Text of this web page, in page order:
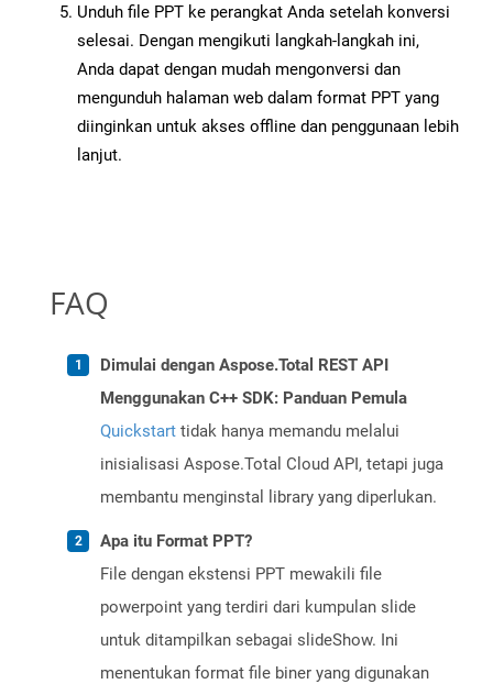
Unduh file PPT ke perangkat Anda setelah konversi
selesai. Dengan mengikuti langkah-langkah ini,
Anda dapat dengan mudah mengonversi dan
mengunduh halaman web dalam format PPT yang
diinginkan untuk akses offline dan penggunaan lebih
lanjut.
FAQ
Dimulai dengan Aspose.Total REST API
Menggunakan C++ SDK: Panduan Pemula
Quickstart tidak hanya memandu melalui
inisialisasi Aspose.Total Cloud API, tetapi juga
membantu menginstal library yang diperlukan.
Apa itu Format PPT?
File dengan ekstensi PPT mewakili file
powerpoint yang terdiri dari kumpulan slide
untuk ditampilkan sebagai slideShow. Ini
menentukan format file biner yang digunakan